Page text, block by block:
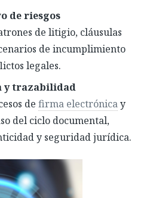
de riesgos
de litigio, cláusulas
de incumplimiento
legales.
y trazabilidad
de firma electrónicay
del ciclo documental,
y seguridad jurídica.